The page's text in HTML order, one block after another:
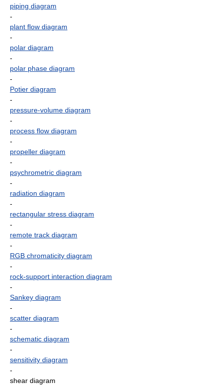
piping diagram
-
plant flow diagram
-
polar diagram
-
polar phase diagram
-
Potier diagram
-
pressure-volume diagram
-
process flow diagram
-
propeller diagram
-
psychrometric diagram
-
radiation diagram
-
rectangular stress diagram
-
remote track diagram
-
RGB chromaticity diagram
-
rock-support interaction diagram
-
Sankey diagram
-
scatter diagram
-
schematic diagram
-
sensitivity diagram
-
shear diagram